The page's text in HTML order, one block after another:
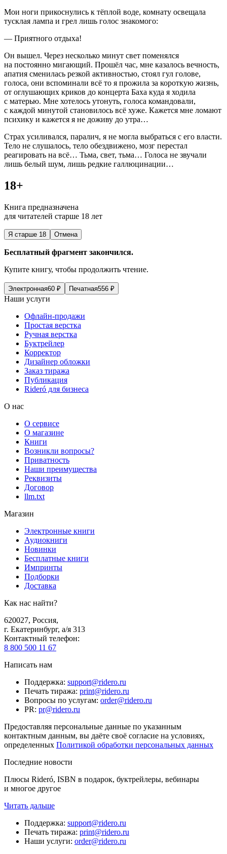
Мои ноги прикоснулись к тёплой воде, комнату освещала
тусклая лампа и грел лишь голос знакомого:
— Приятного отдыха!
Он вышел. Через несколько минут свет поменялся
на постоянно мигающий. Прошёл час, мне казалось вечность,
апатия сменилась резкой активностью, стоял гул голове,
голоса, они вспоминали всё то я прожила за короткую жизнь,
от оглушающих криков до концерта Баха куда я ходила
с матерью. Мне хотелось утонуть, голоса командовали,
с каждой минутой становилось всё хуже. Кажется мне ломают
психику и кажется я не доживу до утра…
Страх усиливался, паралич, я не могла выбраться с его власти.
Тело не слушалось, тело обездвижено, мозг перестал
реагировать на всё… Тьма, свет, тьма… Голоса не звучали
лишь белый шум, лишь редкие галлюцинации…
18+
Книга предназначена
для читателей старше 18 лет
Я старше 18 Отмена
Бесплатный фрагмент закончился.
Купите книгу, чтобы продолжить чтение.
Электронная60 ₽ Печатная556 ₽
Наши услуги
Офлайн-продажи
Простая верстка
Ручная верстка
Буктрейлер
Корректор
Дизайнер обложки
Заказ тиража
Публикация
Rideró для бизнеса
О нас
О сервисе
О магазине
Книги
Возникли вопросы?
Приватность
Наши преимущества
Реквизиты
Договор
llm.txt
Магазин
Электронные книги
Аудиокниги
Новинки
Бесплатные книги
Импринты
Подборки
Доставка
Как нас найти?
620027, Россия,
г. Екатеринбург, а/я 313
Контактный телефон:
8 800 500 11 67
Написать нам
Поддержка: support@ridero.ru
Печать тиража: print@ridero.ru
Вопросы по услугам: order@ridero.ru
PR: pr@ridero.ru
Предоставляя персональные данные по указанным
контактным данным, вы даёте своё согласие на условиях,
определенных Политикой обработки персональных данных
Последние новости
Плюсы Rideró, ISBN в подарок, буктрейлеры, вебинары
и многое другое
Читать дальше
Поддержка: support@ridero.ru
Печать тиража: print@ridero.ru
Наши услуги: order@ridero.ru